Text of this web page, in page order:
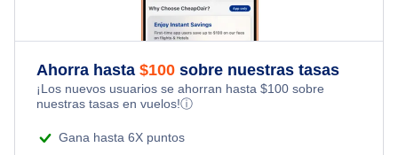
Flights Under $199
Flights from Nueva York to Tel Aviv
Flights from Nueva York to Estanbul
Flights from Nueva York to Singapur
Honeymoon Vacations
Ahorra hasta $100 sobre nuestras tasas
¡Los nuevos usuarios se ahorran hasta $100 sobre
nuestras tasas en vuelos!ⓘ
Gana hasta 6X puntos